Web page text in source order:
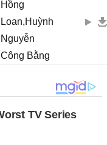
Hồng
Loan,Huỳnh
Nguyễn
Công Bằng